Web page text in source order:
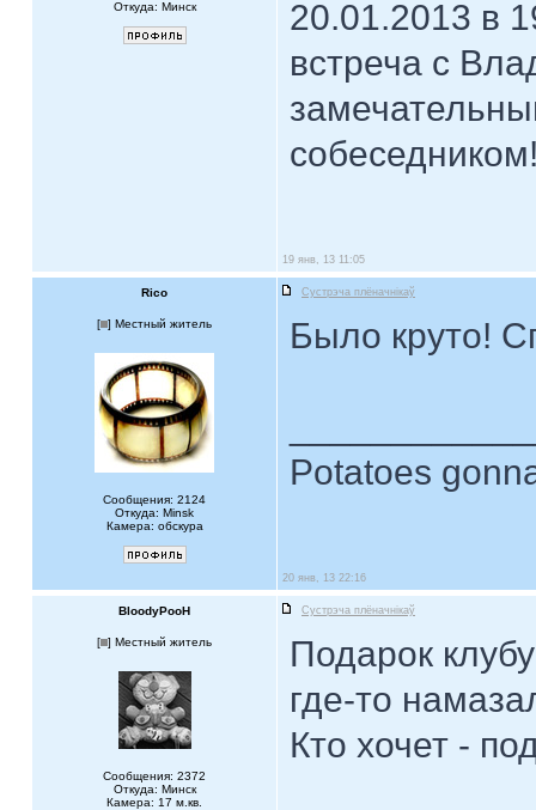
Откуда: Минск
20.01.2013 в
встреча с
19 янв, 13 11:05
Rico Сустрэча плёначнiкаў
[ ] Местный житель
Сообщения: 2124
Откуда: Minsk
Камера: обскура
Было круто!
Potatoes
20 янв, 13 22:16
BloodyPooH Сустрэча плёначнiкаў
[ ] Местный житель
Сообщения: 2372
Откуда: Минск
Камера: 17 м.кв.
Подарок
где-то
Кто хочет -